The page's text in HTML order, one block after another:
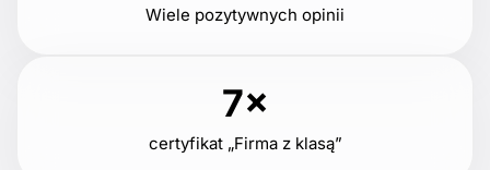
Wiele pozytywnych opinii
7×
certyfikat „Firma z klasą”